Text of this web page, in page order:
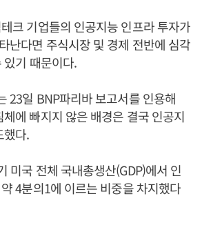
크 기업들의 인공지능 인프라 투자가
난다면 주식시장 및 경제 전반에 심각
있기 때문이다.
23일 BNP파리바 보고서를 인용해
에 빠지지 않은 배경은 결국 인공지
했다.
미국 전체 국내총생산(GDP)에서 인
4분의1에 이르는 비중을 차지했다